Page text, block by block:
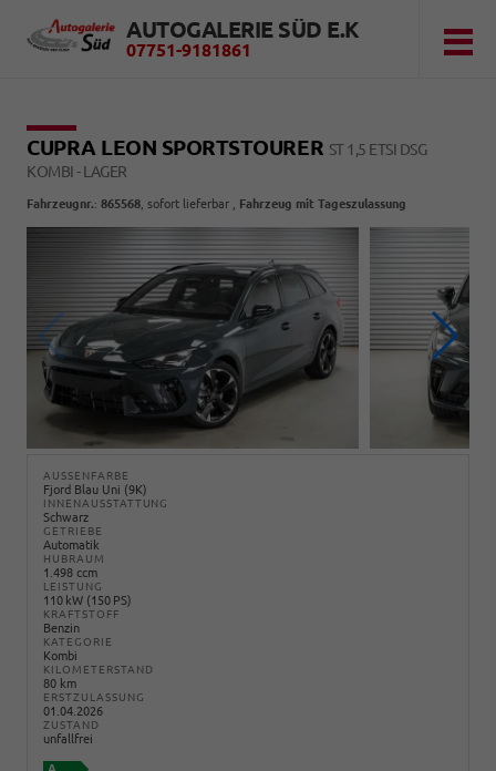
AUTOGALERIE SÜD E.K
07751-9181861
CUPRA LEON SPORTSTOURER ST 1,5 ETSI DSG
KOMBI - LAGER
Fahrzeugnr.: 865568 sofort lieferbar Fahrzeug mit Tageszulassung
AUSSENFARBE
Fjord Blau Uni (9K)
INNENAUSSTATTUNG
Schwarz
GETRIEBE
Automatik
HUBRAUM
1.498 ccm
LEISTUNG
110 kW (150 PS)
KRAFTSTOFF
Benzin
KATEGORIE
Kombi
KILOMETERSTAND
80 km
ERSTZULASSUNG
01.04.2026
ZUSTAND
unfallfrei